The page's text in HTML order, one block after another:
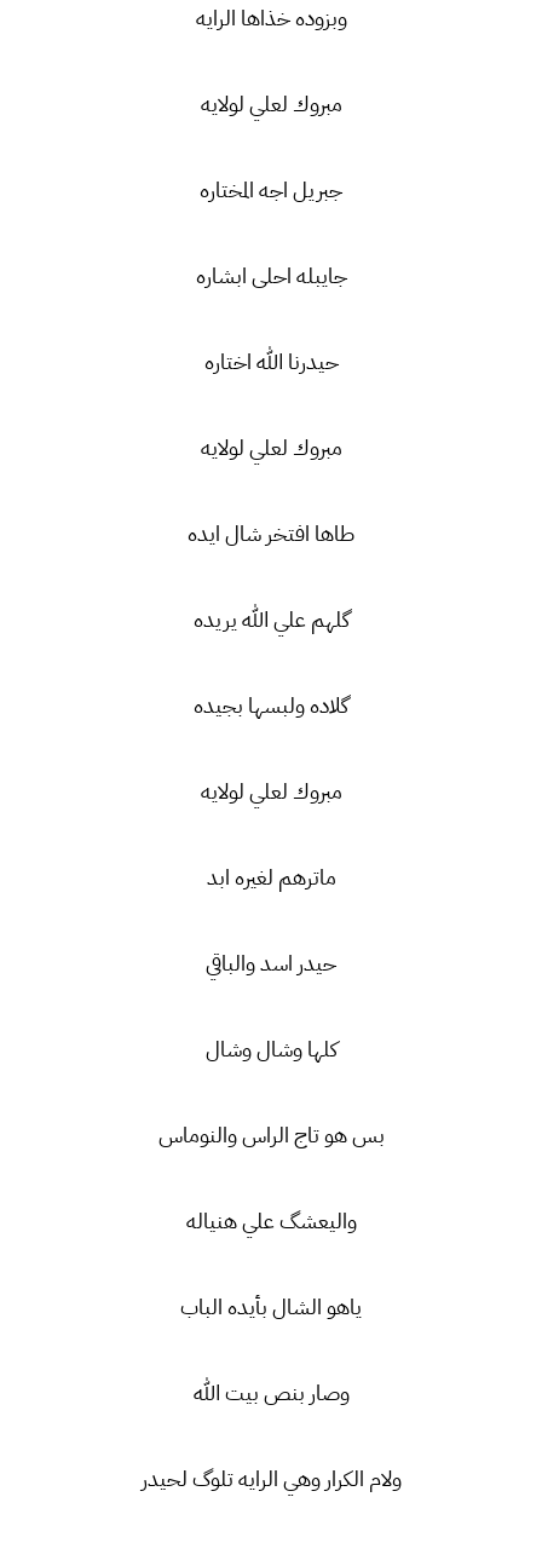
وبزوده خذاها الرايه
مبروك لعلي لولايه
جبريل اجه المختاره
جايبله احلى ابشاره
حيدرنا الله اختاره
مبروك لعلي لولايه
طاها افتخر شال ايده
گلهم علي الله يريده
گلاده ولبسها بجيده
مبروك لعلي لولايه
ماترهم لغيره ابد
حيدر اسد والباقي
كلها وشال وشال
بس هو تاج الراس والنوماس
واليعشگ علي هنياله
ياهو الشال بأيده الباب
وصار بنص بيت الله
ولام الكرار وهي الرايه تلوگ لحيدر